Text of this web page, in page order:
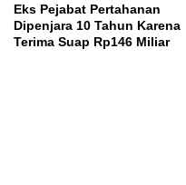
Eks Pejabat Pertahanan
Dipenjara 10 Tahun Karena
Terima Suap Rp146 Miliar